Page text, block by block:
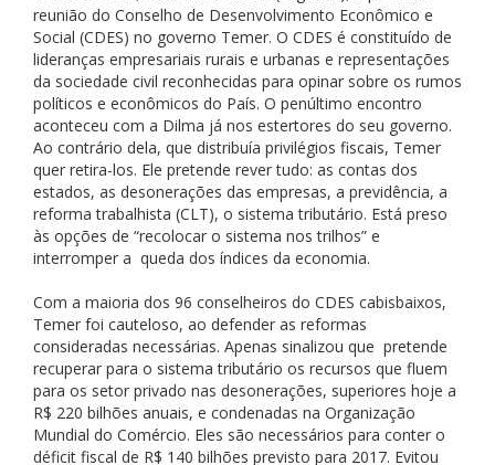
reunião do Conselho de Desenvolvimento Econômico e
Social (CDES) no governo Temer. O CDES é constituído de
lideranças empresariais rurais e urbanas e representações
da sociedade civil reconhecidas para opinar sobre os rumos
políticos e econômicos do País. O penúltimo encontro
aconteceu com a Dilma já nos estertores do seu governo.
Ao contrário dela, que distribuía privilégios fiscais, Temer
quer retira-los. Ele pretende rever tudo: as contas dos
estados, as desonerações das empresas, a previdência, a
reforma trabalhista (CLT), o sistema tributário. Está preso
às opções de “recolocar o sistema nos trilhos” e
interromper a queda dos índices da economia.
Com a maioria dos 96 conselheiros do CDES cabisbaixos,
Temer foi cauteloso, ao defender as reformas
consideradas necessárias. Apenas sinalizou que pretende
recuperar para o sistema tributário os recursos que fluem
para os setor privado nas desonerações, superiores hoje a
R$ 220 bilhões anuais, e condenadas na Organização
Mundial do Comércio. Eles são necessários para conter o
déficit fiscal de R$ 140 bilhões previsto para 2017. Evitou